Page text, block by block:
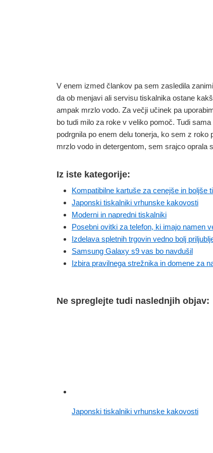
V enem izmed člankov pa sem zasledila
da ob menjavi ali servisu tiskalnika ostane
ampak mrzlo vodo. Za večji učinek pa
bo tudi milo za roke v veliko pomoč. Tudi
podrgnila po enem delu tonerja, ko sem z
mrzlo vodo in detergentom, sem srajco oprala
Iz iste kategorije:
Kompatibilne kartuše za cenejše in boljše
Japonski tiskalniki vrhunske kakovosti
Moderni in napredni tiskalniki
Posebni ovitki za telefon, ki imajo namen
Izdelava spletnih trgovin vedno bolj
Samsung Galaxy s9 vas bo navdušil
Izbira pravilnega strežnika in domene za
Ne spreglejte tudi naslednjih objav:
Japonski tiskalniki vrhunske kakovosti